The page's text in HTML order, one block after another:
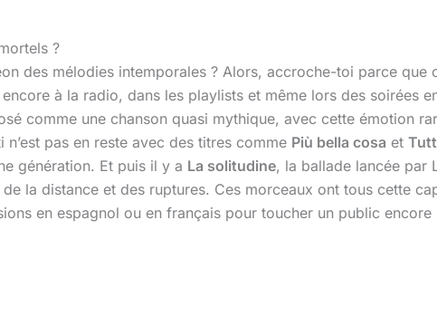
?
des mélodies intemporales ? Alors, accroche-toi parce que
à la radio, dans les playlists et même lors des soirées
comme une chanson quasi mythique, avec cette émotion
pas en reste avec des titres comme Più bella cosa et
génération. Et puis il y a La solitudine, la ballade lancée par
la distance et des ruptures. Ces morceaux ont tous cette
en espagnol ou en français pour toucher un public encore